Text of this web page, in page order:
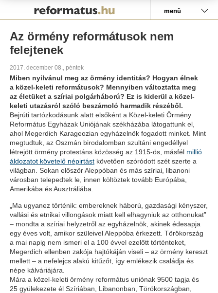
menü
Az örmény reformátusok nem
felejtenek
2017. december 08., péntek
Miben nyilvánul meg az örmény identitás? Hogyan élnek
a közel-keleti reformátusok? Mennyiben változtatta meg
az életüket a szíriai polgárháború? Ez is kiderül a közel-
keleti utazásról szóló beszámoló harmadik részéből.
Bejrúti tartózkodásunk alatt elsőként a Közel-keleti Örmény
Református Egyházak Uniójának székházába látogattunk el,
ahol Megerdich Karageozian egyházelnök fogadott minket. Mint
megtudtuk, az Oszmán birodalomban szultáni engedéllyel
létrejött örmény protestáns közösség az 1915-ös, másfél millió
áldozatot követelő népirtást követően szóródott szét szerte a
világban. Sokan először Aleppóban és más szíriai, libanoni
városban telepedtek le, innen költöztek tovább Európába,
Amerikába és Ausztráliába.
„Ma ugyanez történik: embereknek háború, gazdasági kényszer,
vallási és etnikai villongások miatt kell elhagyniuk az otthonukat”
– mondta a szíriai helyzetről az egyházelnök, akinek édesapja
egy éves volt, amikor szüleivel Aleppóba érkezett. Törökország
a mai napig nem ismeri el a 100 évvel ezelőtt történteket,
Megerdich ellenben zakója hajtókáján viseli – az örmény kereszt
mellett – a nefelejcs alakú kitűzőt, így emlékezik családja és
népe kálváriájára.
Mára a közel-keleti örmény református uniónak 9500 tagja és
25 gyülekezete él Szíriában, Libanonban, Törökországban,